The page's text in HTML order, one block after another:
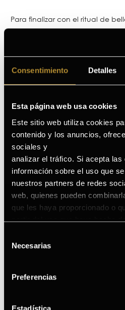
Consentimiento Detalles
Esta página web usa cookies
Este sitio web utiliza cookies
contenido y los anuncios,
sociales y
analizar el tráfico. Si acepta
información sobre el uso que
nuestros partners de redes
web, quienes pueden
que les haya proporcionado o
partir del uso que haya hecho
siguiente enlace
Necesarias
Preferencias
Estadística
Para finalizar con el ritual de
GERMINAL
para usarlo todos los días y lucir
a diario.
PIELES JÓVENES
En GERMINAL sabemos que las
necesitan cuidarse, ya que es
PIELES SECAS